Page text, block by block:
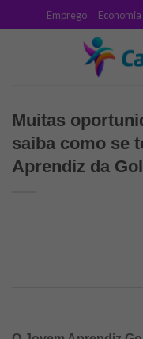
to
Emprego Economia
Muitas
saiba como se
Aprendiz da